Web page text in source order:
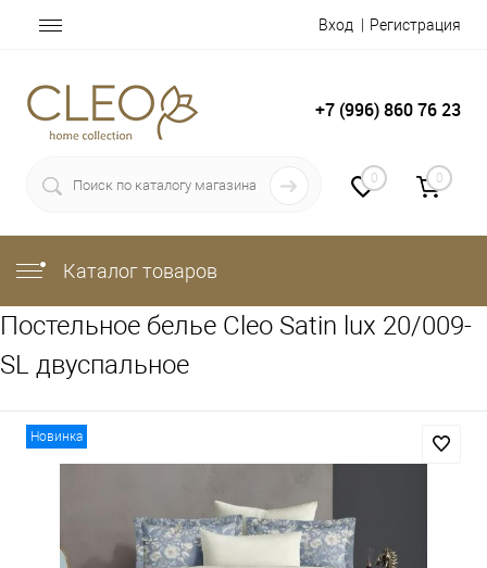
Вход Регистрация
+7 (996) 860 76 23
0 0
Каталог товаров
Постельное белье Cleo Satin lux 20/009-
SL двуспальное
Новинка